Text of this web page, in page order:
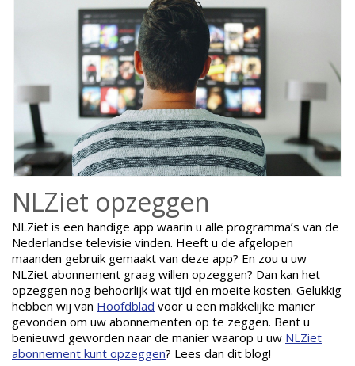
NLZiet opzeggen
NLZiet is een handige app waarin u alle programma’s van de
Nederlandse televisie vinden. Heeft u de afgelopen
maanden gebruik gemaakt van deze app? En zou u uw
NLZiet abonnement graag willen opzeggen? Dan kan het
opzeggen nog behoorlijk wat tijd en moeite kosten. Gelukkig
hebben wij van Hoofdblad voor u een makkelijke manier
gevonden om uw abonnementen op te zeggen. Bent u
benieuwd geworden naar de manier waarop u uw NLZiet
abonnement kunt opzeggen? Lees dan dit blog!